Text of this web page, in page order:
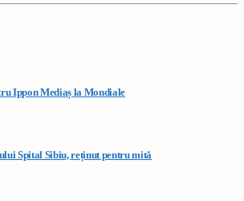
Ippon Mediaș la Mondiale
Spital Sibiu, reținut pentru mită